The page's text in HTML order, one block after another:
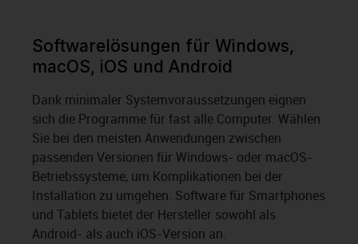
Softwarelösungen für Windows,
macOS, iOS und Android
Dank minimaler Systemvoraussetzungen eignen
sich die Programme für fast alle Computer. Wählen
Sie bei den meisten Anwendungen zwischen
passenden Versionen für Windows- oder macOS-
Betriebssysteme, um Komplikationen bei der
Installation zu umgehen. Software für Smartphones
und Tablets bietet der Hersteller sowohl als
Android- als auch iOS-Version an.